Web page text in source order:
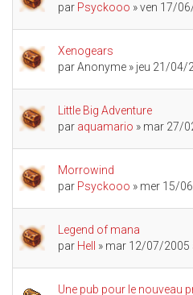
par Psyckooo » ven 17/
Xenogears
parAnonyme » jeu 21/04/
Little Big Adventure
par aquamario » mar 27/
Morrowind
par Psyckooo » mer 15/
Legend of mana
par Hell » mar 12/07/2005
Une pub pour le nouveau